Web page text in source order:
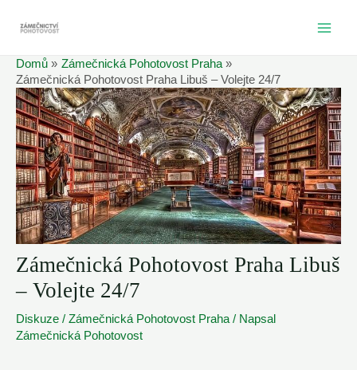
Domů
Zámečnická Pohotovost Praha
Zámečnická Pohotovost Praha Libuš – Volejte 24/7
Zámečnická Pohotovost Praha Libuš
– Volejte 24/7
Diskuze / Zámečnická Pohotovost Praha/ Napsal
Zámečnická Pohotovost